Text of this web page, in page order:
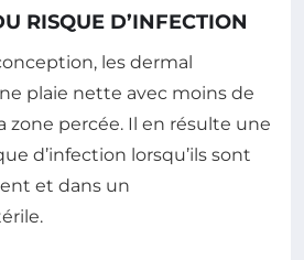
RISQUE D’INFECTION
les dermal
plaie nette avec moins de
zone percée. Il en résulte une
d’infection lorsqu’ils sont
et dans un